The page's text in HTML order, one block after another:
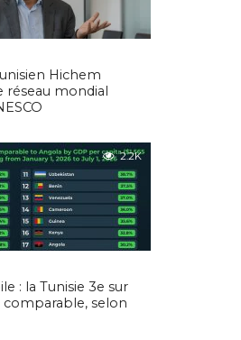
Hichem
réseau mondial
2.2K
: la Tunisie 3e sur
selon